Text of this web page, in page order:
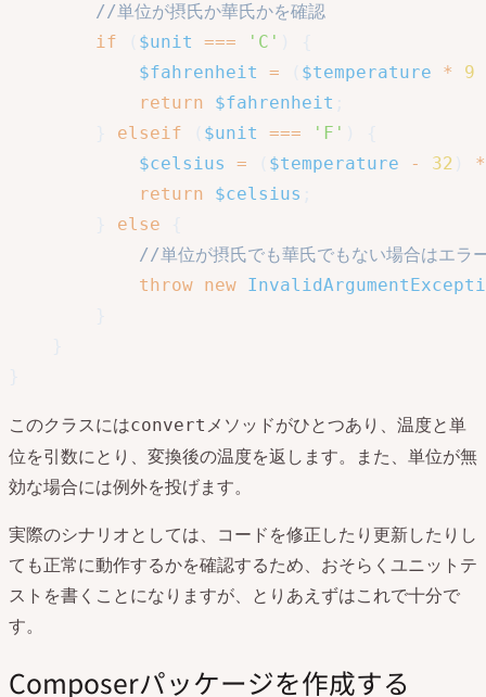
//単位が摂氏か華氏かを確認
if
$unit === 'C'
$fahrenheit
= $temperature *
9
return
$fahrenheit
elseif $unit === 'F'
$celsius
= $temperature - 32
*
return
$celsius
else
//単位が摂氏でも華氏でもない場合はエラ
throw new
このクラスにはconvertメソッドがひとつあり、温度と単
位を引数にとり、変換後の温度を返します。また、単位が無
効な場合には例外を投げます。
実際のシナリオとしては、コードを修正したり更新したりし
ても正常に動作するかを確認するため、おそらくユニットテ
ストを書くことになりますが、とりあえずはこれで十分で
す。
Composerパッケージを作成する